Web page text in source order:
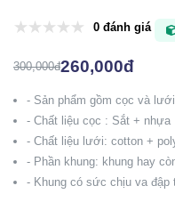
0 đánh giá
300,000đ260,000đ
- Sản phẩm gồm cọc và lưới
- Chất liệu cọc : Sắt + nhựa
- Chất liệu lưới: cotton +
- Phần khung: khung hay
- Khung có sức chịu va đập